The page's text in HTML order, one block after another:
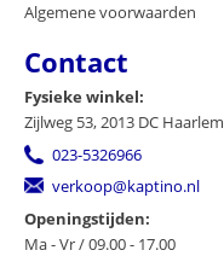
Algemene voorwaarden
Contact
Fysieke winkel:
Zijlweg 53, 2013 DC Haarlem
023-5326966
verkoop@kaptino.nl
Openingstijden:
Ma - Vr / 09.00 - 17.00